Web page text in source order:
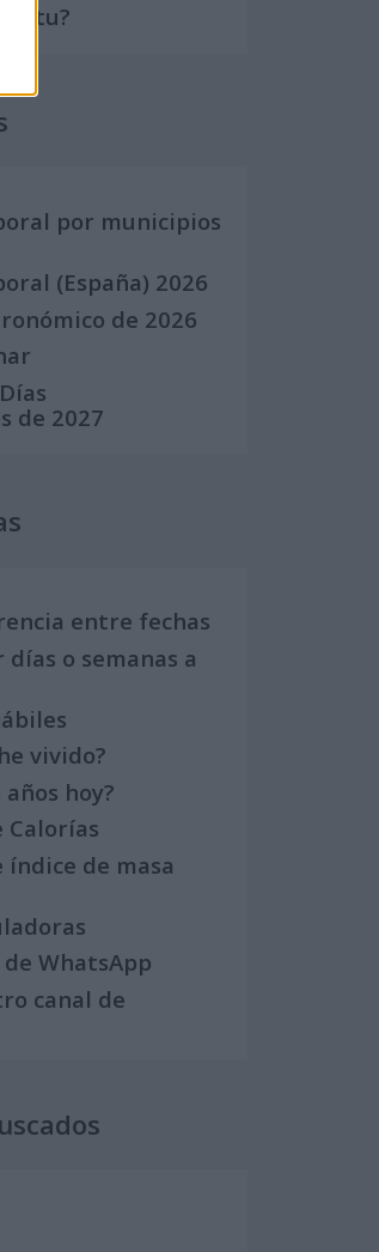
tu?
por municipios
(España) 2026
de 2026
de 2027
entre fechas
o semanas a
vivido?
hoy?
Calorías
índice de masa
WhatsApp
canal de